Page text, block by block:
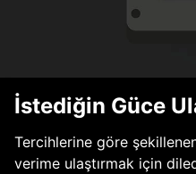
İstediğin Güce
Tercihlerine göre
verime ulaştırmak için